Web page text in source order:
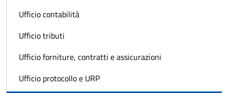
Ufficio contabilità
Ufficio tributi
Ufficio forniture, contratti e assicurazioni
Ufficio protocollo e URP